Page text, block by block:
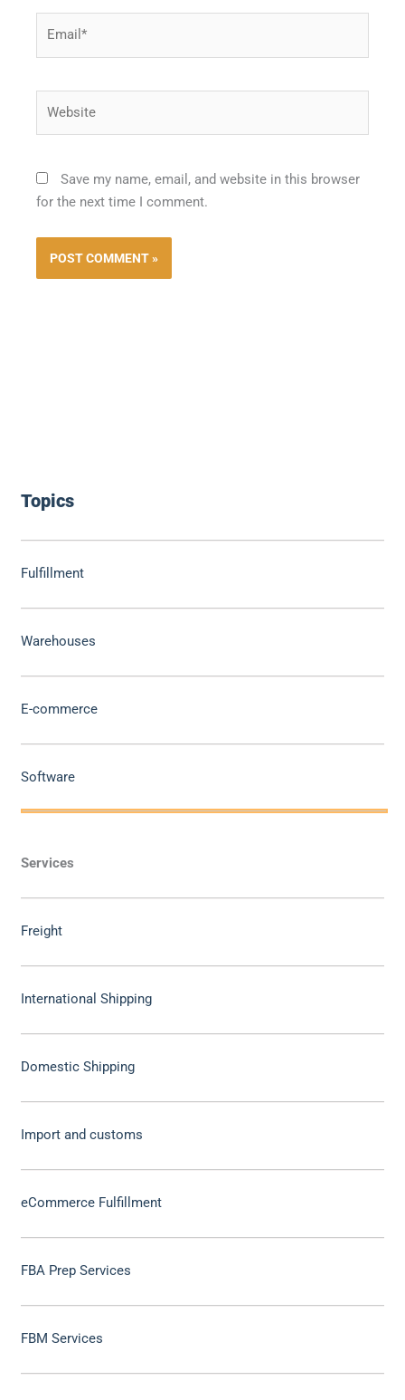
Topics
Fulfillment
Warehouses
E-commerce
Software
Services
Freight
International Shipping
Domestic Shipping
Import and customs
eCommerce Fulfillment
FBA Prep Services
FBM Services
Save my name, email, and website in this browser
for the next time I comment.